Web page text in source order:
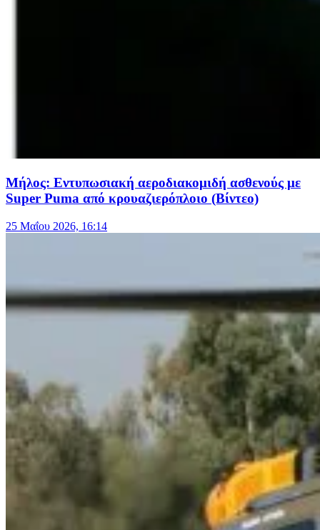
Μήλος: Εντυπωσιακή αεροδιακομιδή ασθενούς με
Super Puma από κρουαζιερόπλοιο (Βίντεο)
25 Μαΐου 2026, 16:14